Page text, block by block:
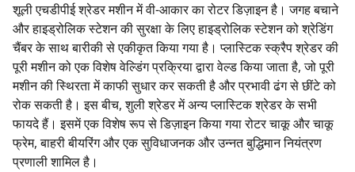
शूली एचडीपीई श्रेडर मशीन में वी-आकार का रोटर डिज़ाइन है। जगह बचाने
और हाइड्रोलिक स्टेशन की सुरक्षा के लिए हाइड्रोलिक स्टेशन को श्रेडिंग
चैंबर के साथ बारीकी से एकीकृत किया गया है। प्लास्टिक स्क्रैप श्रेडर की
पूरी मशीन को एक विशेष वेल्डिंग प्रक्रिया द्वारा वेल्ड किया जाता है, जो पूरी
मशीन की स्थिरता में काफी सुधार कर सकती है और प्रभावी ढंग से छींटे को
रोक सकती है। इस बीच, शुली श्रेडर में अन्य प्लास्टिक श्रेडर के सभी
फायदे हैं। इसमें एक विशेष रूप से डिज़ाइन किया गया रोटर चाकू और चाकू
फ्रेम, बाहरी बीयरिंग और एक सुविधाजनक और उन्नत बुद्धिमान नियंत्रण
प्रणाली शामिल है।